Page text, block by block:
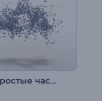
Анимация лого: Простые частицы